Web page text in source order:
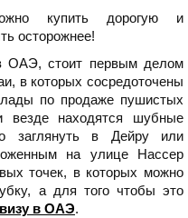
купить дорогую и
осторожнее!
ОАЭ, стоит первым делом
в которых сосредоточены
по продаже пушистых
везде находятся шубные
заглянуть в Дейру или
на улице Нассер
точек, в которых можно
а для того чтобы это
в ОАЭ.